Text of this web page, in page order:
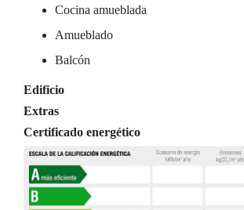
Cocina amueblada
Amueblado
Balcón
Edificio
Extras
Certificado energético